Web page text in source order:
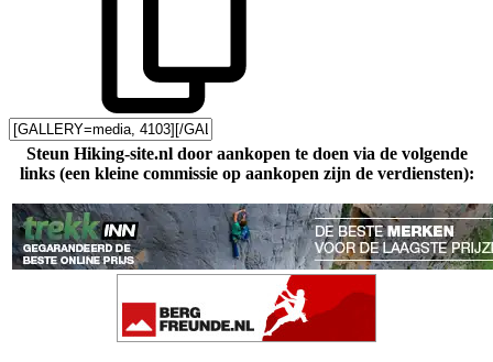
Steun Hiking-site.nl door aankopen te doen via de volgende
links (een kleine commissie op aankopen zijn de verdiensten):